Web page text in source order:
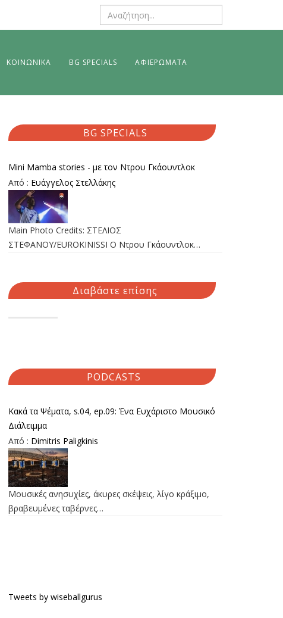
ΚΟΙΝΩΝΙΚΑ BG SPECIALS ΑΦΙΕΡΩΜΑΤΑ
BG SPECIALS
Mini Mamba stories - με τον Ντρου Γκάουντλοκ
Από : Ευάγγελος Στελλάκης
Main Photo Credits: ΣΤΕΛΙΟΣ
ΣΤΕΦΑΝΟΥ/EUROKINISSI Ο Ντρου Γκάουντλοκ…
Διαβάστε επίσης
PODCASTS
Κακά τα Ψέματα, s.04, ep.09: Ένα Ευχάριστο Μουσικό
Διάλειμμα
Από : Dimitris Paligkinis
Μουσικές ανησυχίες, άκυρες σκέψεις, λίγο κράξιμο,
βραβευμένες ταβέρνες…
Tweets by wiseballgurus